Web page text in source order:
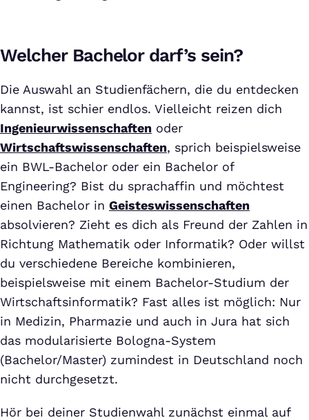
Welcher Bachelor darf’s sein?
Die Auswahl an Studienfächern, die du entdecken
kannst, ist schier endlos. Vielleicht reizen dich
Ingenieurwissenschaften oder
Wirtschaftswissenschaften, sprich beispielsweise
ein BWL-Bachelor oder ein Bachelor of
Engineering? Bist du sprachaffin und möchtest
einen Bachelor in Geisteswissenschaften
absolvieren? Zieht es dich als Freund der Zahlen in
Richtung Mathematik oder Informatik? Oder willst
du verschiedene Bereiche kombinieren,
beispielsweise mit einem Bachelor-Studium der
Wirtschaftsinformatik? Fast alles ist möglich: Nur
in Medizin, Pharmazie und auch in Jura hat sich
das modularisierte Bologna-System
(Bachelor/Master) zumindest in Deutschland noch
nicht durchgesetzt.
Hör bei deiner Studienwahl zunächst einmal auf